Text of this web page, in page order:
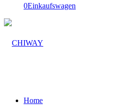
0Einkaufswagen
Home